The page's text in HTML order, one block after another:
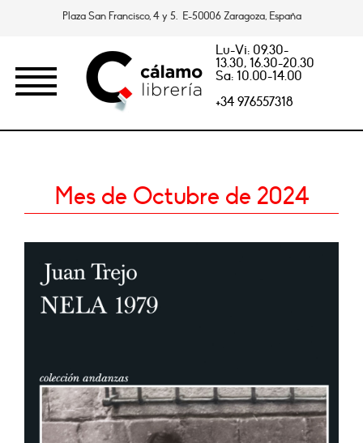
Plaza San Francisco, 4 y 5. E-50006 Zaragoza, España
Lu-Vi: 09.30-
13.30, 16.30-20.30
Sa: 10.00-14.00
+34 976557318
Mes de Octubre de 2024